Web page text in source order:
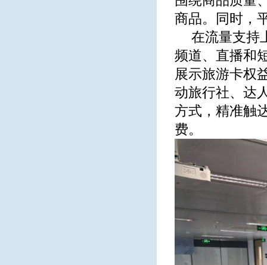
商品。同时，
在流量支持
频道、直播和
展示旅游卡权
动旅行社、达
方式，精准触
费。